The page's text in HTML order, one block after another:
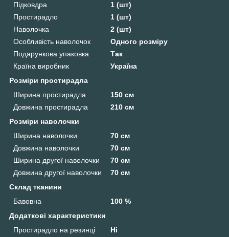
Підковдра
1 (шт)
Простирадло
1 (шт)
Наволочка
2 (шт)
Особливість наволочок
Одного розміру
Подарункова упаковка
Так
Країна виробник
Україна
Розміри простирадла
Ширина простирадла
150 см
Довжина простирадла
210 см
Розміри наволочки
Ширина наволочки
70 см
Довжина наволочки
70 см
Ширина другої наволочки
70 см
Довжина другої наволочки
70 см
Склад тканини
Бавовна
100 %
Додаткові характеристики
Простирадло на резинці
Ні